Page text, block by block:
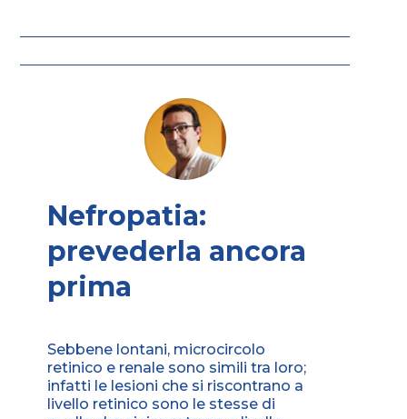
Nefropatia:
prevederla ancora
prima
Sebbene lontani, microcircolo
retinico e renale sono simili tra loro;
infatti le lesioni che si riscontrano a
livello retinico sono le stesse di